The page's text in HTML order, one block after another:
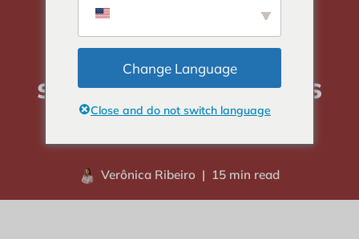
Radicchio:
descobrindo os
sabores e benefícios
desta delícia
Verônica Ribeiro 15 min read
Change Language
Close and do not switch language